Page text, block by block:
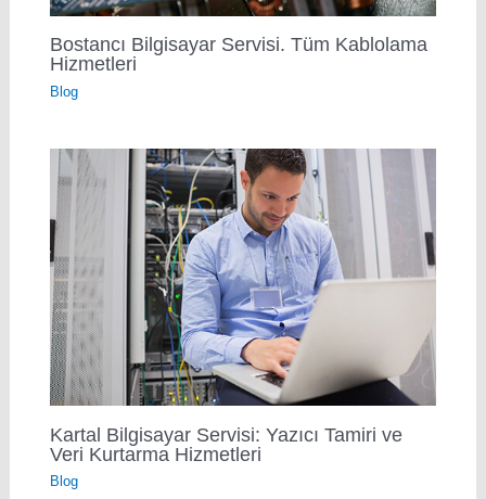
Bostancı Bilgisayar Servisi. Tüm Kablolama
Hizmetleri
Blog
Kartal Bilgisayar Servisi: Yazıcı Tamiri ve
Veri Kurtarma Hizmetleri
Blog